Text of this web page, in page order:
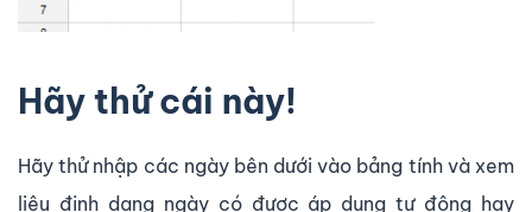
Hãy thử cái này!
Hãy thử nhập các ngày bên dưới vào bảng tính và xem
liệu định dạng ngày có được áp dụng tự động hay